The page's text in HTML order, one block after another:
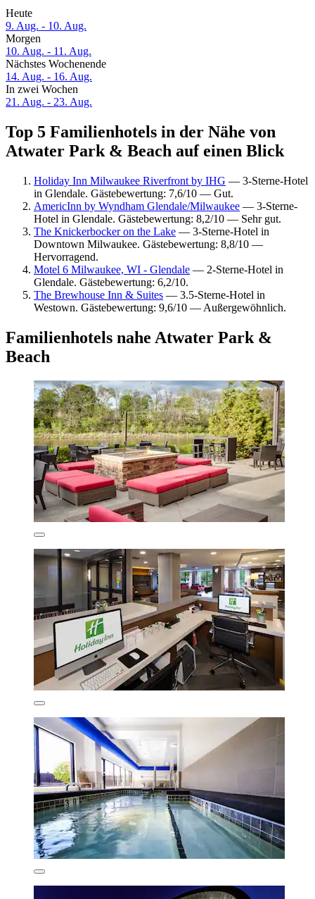
Heute
9. Aug. - 10. Aug.
Morgen
10. Aug. - 11. Aug.
Nächstes Wochenende
14. Aug. - 16. Aug.
In zwei Wochen
21. Aug. - 23. Aug.
Top 5 Familienhotels in der Nähe von
Atwater Park & Beach auf einen Blick
Holiday Inn Milwaukee Riverfront by IHG — 3-Sterne-Hotel
in Glendale. Gästebewertung: 7,6/10 — Gut.
AmericInn by Wyndham Glendale/Milwaukee — 3-Sterne-
Hotel in Glendale. Gästebewertung: 8,2/10 — Sehr gut.
The Knickerbocker on the Lake — 3-Sterne-Hotel in
Downtown Milwaukee. Gästebewertung: 8,8/10 —
Hervorragend.
Motel 6 Milwaukee, WI - Glendale — 2-Sterne-Hotel in
Glendale. Gästebewertung: 6,2/10.
The Brewhouse Inn & Suites — 3.5-Sterne-Hotel in
Westown. Gästebewertung: 9,6/10 — Außergewöhnlich.
Familienhotels nahe Atwater Park &
Beach